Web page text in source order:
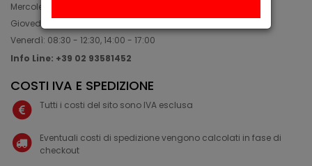
Mercoledì: 08:30 - 12:30, 14:00 - 17:00
Giovedì: 09:30 - 12:30, 14:00 - 17:00
Venerdì: 08:30 - 12:30, 14:00 - 17:00
Info Line: +39 02 93581452
COSTI IVA E SPEDIZIONE
Tutti i costi del sito sono IVA esclusa
Eventuali costi di spedizione vengono calcolati in fase di
checkout